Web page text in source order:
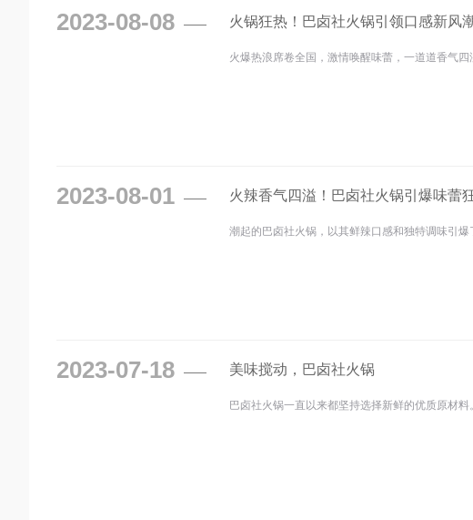
2023-08-08 火锅狂热！巴卤社火锅引领口感新风
火爆热浪席卷全国，激情唤醒味蕾，一道道香气
2023-08-01 火辣香气四溢！巴卤社火锅引爆味蕾
潮起的巴卤社火锅​，以其鲜辣口感和独特调味引
2023-07-18 美味搅动，巴卤社火锅
巴卤社火锅​一直以来都坚持选择新鲜的优质原材